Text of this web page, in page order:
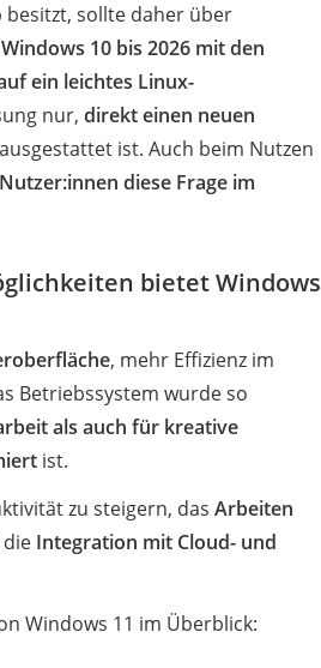
sollte daher über
10 bis 2026 mit den
ein leichtes Linux-
nur, direkt einen neuen
ist. Auch beim Nutzen
diese Frage im
bietet Windows
, mehr Effizienz im
Betriebssystem wurde so
als auch für kreative
ist.
zu steigern, das Arbeiten
Integration mit Cloud- und
Windows 11 im Überblick: